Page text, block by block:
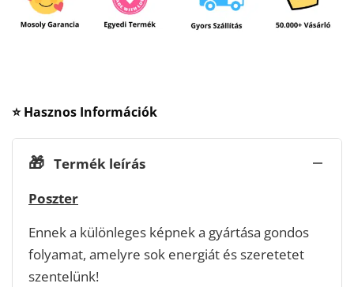
⭐ Hasznos Információk
🎁 Termék leírás
Poszter
Ennek a különleges képnek a gyártása gondos
folyamat, amelyre sok energiát és szeretetet
szentelünk!